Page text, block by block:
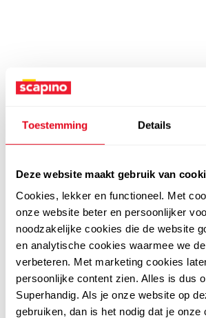
Toestemming Details
Deze website maakt gebruik van
Cookies, lekker en functioneel. Met
onze website beter en persoonlijker
noodzakelijke cookies die de website
en analytische cookies waarmee we
verbeteren. Met marketing cookies
persoonlijke content zien. Alles is dus
Superhandig. Als je onze website op
gebruiken, dan is het nodig dat je onze